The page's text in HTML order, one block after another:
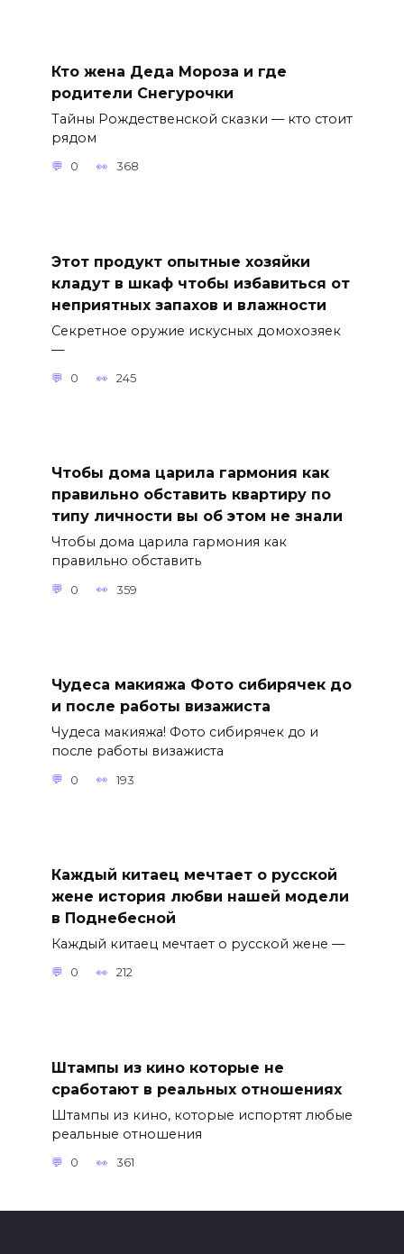
Кто жена Деда Мороза и где
родители Снегурочки
Тайны Рождественской сказки — кто стоит
рядом
0 368
Этот продукт опытные хозяйки
кладут в шкаф чтобы избавиться от
неприятных запахов и влажности
Секретное оружие искусных домохозяек
—
0 245
Чтобы дома царила гармония как
правильно обставить квартиру по
типу личности вы об этом не знали
Чтобы дома царила гармония как
правильно обставить
0 359
Чудеса макияжа Фото сибирячек до
и после работы визажиста
Чудеса макияжа! Фото сибирячек до и
после работы визажиста
0 193
Каждый китаец мечтает о русской
жене история любви нашей модели
в Поднебесной
Каждый китаец мечтает о русской жене —
0 212
Штампы из кино которые не
сработают в реальных отношениях
Штампы из кино, которые испортят любые
реальные отношения
0 361